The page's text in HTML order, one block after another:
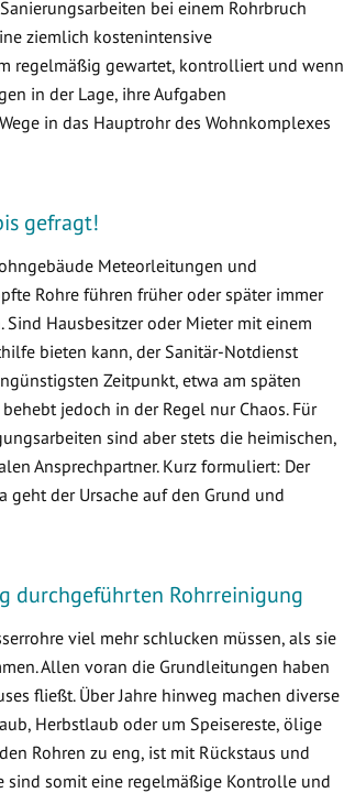
bei einem Rohrbruch
ziemlich kostenintensive
regelmäßig gewartet, kontrolliert und wenn
in der Lage, ihre Aufgaben
in das Hauptrohr des Wohnkomplexes
gefragt!
Meteorleitungen und
Rohre führen früher oder später immer
Hausbesitzer oder Mieter mit einem
bieten kann, der Sanitär-Notdienst
Zeitpunkt, etwa am späten
jedoch in der Regel nur Chaos. Für
sind aber stets die heimischen,
Ansprechpartner. Kurz formuliert: Der
der Ursache auf den Grund und
durchgeführten Rohrreinigung
viel mehr schlucken müssen, als sie
Allen voran die Grundleitungen haben
fließt. Über Jahre hinweg machen diverse
Herbstlaub oder um Speisereste, ölige
Rohren zu eng, ist mit Rückstaus und
sind somit eine regelmäßige Kontrolle und